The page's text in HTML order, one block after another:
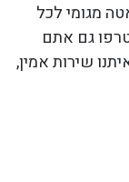
מגומי לכל
גם אתם
שירות אמין,